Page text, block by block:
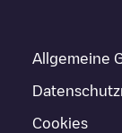
Allgemeine
Cookies